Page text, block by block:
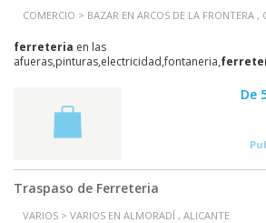
COMERCIO > BAZAR EN ARCOS DE LA FRONTERA ,
ferreteria en las
afueras,pinturas,electricidad,fontaneria,
De
Traspaso de Ferreteria
VARIOS > VARIOS EN ALMORADÍ , ALICANTE